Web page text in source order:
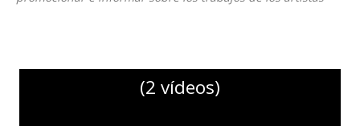
(2 vídeos)